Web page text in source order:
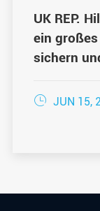
UK REP.
ein
sichern
Angebots
 JUN 15,